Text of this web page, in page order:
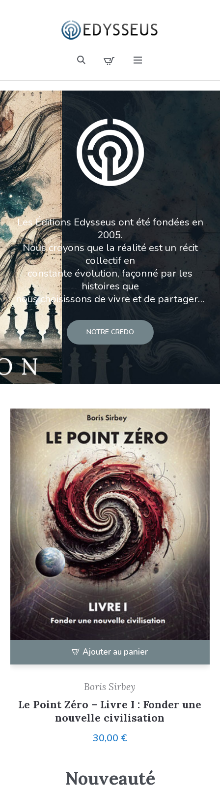
Les Éditions Edysseus ont été fondées en
2005.
Nous croyons que la réalité est un récit
collectif en
constante évolution, façonné par les
histoires que
nous choisissons de vivre et de partager…
NOTRE CREDO
Ajouter au panier
Boris Sirbey
Le Point Zéro – Livre I : Fonder une
nouvelle civilisation
30,00 €
Nouveauté